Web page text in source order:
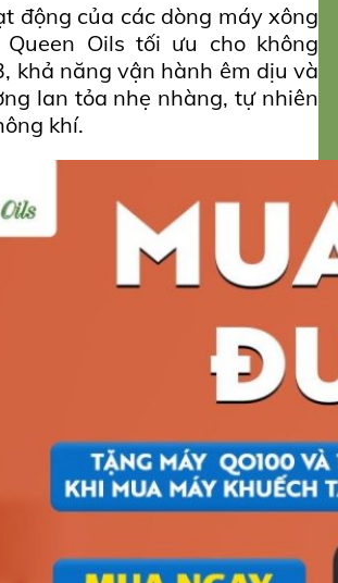
động của các dòng máy xông
Oils tối ưu cho không
khả năng vận hành êm dịu và
lan tỏa nhẹ nhàng, tự nhiên
khí.